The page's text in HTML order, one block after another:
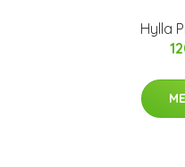
Hylla